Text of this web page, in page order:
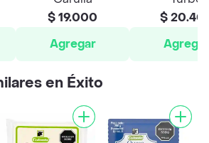
$ 19.000
Agregar
$
Agregar
en Éxito